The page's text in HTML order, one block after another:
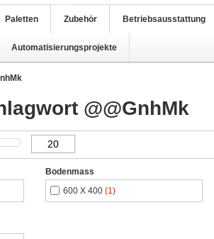
Paletten Zubehör Betriebsausstattung
Automatisierungsprojekte
@@GnhMk
Bodenmass
600 X 400 (1)